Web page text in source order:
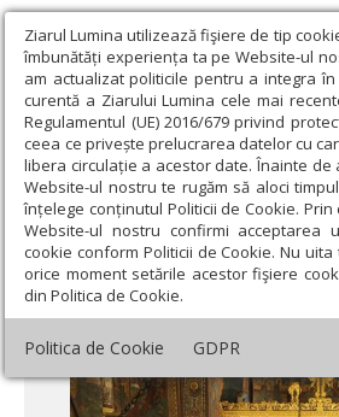
Ziarul Lumina utilizează fişiere de tip
îmbunătăți experiența ta pe Website-ul
am actualizat politicile pentru a integra
curentă a Ziarului Lumina cele mai
Regulamentul (UE) 2016/679 privind
ceea ce privește prelucrarea datelor cu
libera circulație a acestor date. Înainte de
Website-ul nostru te rugăm să aloci
înțelege conținutul Politicii de Cookie.
Website-ul nostru confirmi acceptarea
cookie conform Politicii de Cookie. Nu
orice moment setările acestor fişiere
din Politica de Cookie.
Politica de Cookie GDPR
Ziarul Lumina › Teologie și spiritualitate ›
Hristos şi a Bisericii
Preoţia lui Hristos şi a